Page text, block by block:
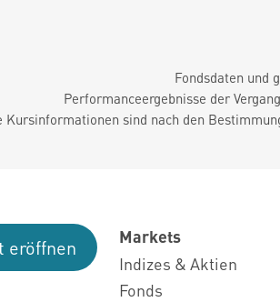
Fondsdaten und
Performanceergebnisse der
Kursinformationen sind nach den
eröffnen
Markets
Indizes & Aktien
Fonds